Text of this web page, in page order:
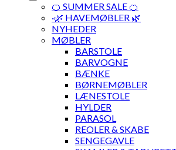
🍊 SUMMER SALE 🍊
·🌿 HAVEMØBLER 🌿
NYHEDER
MØBLER
BARSTOLE
BARVOGNE
BÆNKE
BØRNEMØBLER
LÆNESTOLE
HYLDER
PARASOL
REOLER & SKABE
SENGEGAVLE